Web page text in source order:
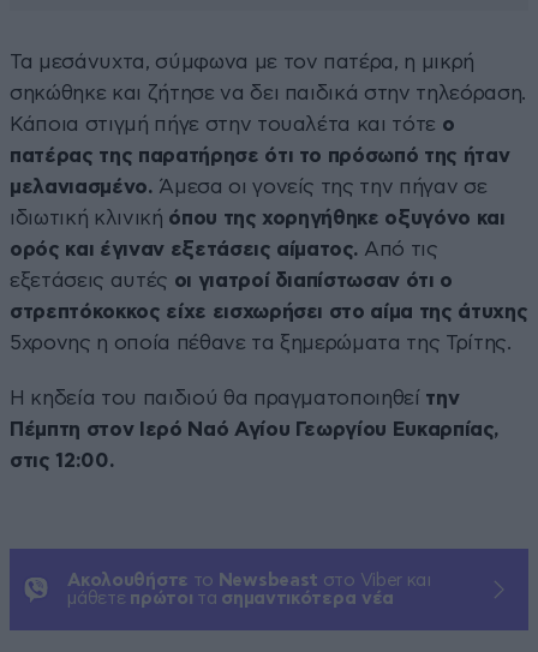
Τα μεσάνυχτα, σύμφωνα με τον πατέρα, η μικρή
σηκώθηκε και ζήτησε να δει παιδικά στην τηλεόραση.
Κάποια στιγμή πήγε στην τουαλέτα και τότε ο
πατέρας της παρατήρησε ότι το πρόσωπό της ήταν
μελανιασμένο. Άμεσα οι γονείς της την πήγαν σε
ιδιωτική κλινική όπου της χορηγήθηκε οξυγόνο και
ορός και έγιναν εξετάσεις αίματος. Από τις
εξετάσεις αυτές οι γιατροί διαπίστωσαν ότι ο
στρεπτόκοκκος είχε εισχωρήσει στο αίμα της άτυχης
5χρονης η οποία πέθανε τα ξημερώματα της Τρίτης.
Η κηδεία του παιδιού θα πραγματοποιηθεί την
Πέμπτη στον Ιερό Ναό Αγίου Γεωργίου Ευκαρπίας,
στις 12:00.
Ακολουθήστε το Newsbeast στο Viber και
μάθετε πρώτοι τα σημαντικότερα νέα